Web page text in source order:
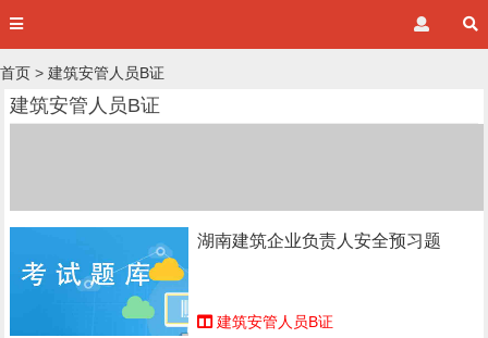
首页 > 建筑安管人员B证
建筑安管人员B证
湖南建筑企业负责人安全预习题
建筑安管人员B证